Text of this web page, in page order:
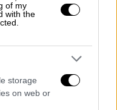
of my
with the
storage
on web or
δήλωσε ότι
αναγκάστηκαν να